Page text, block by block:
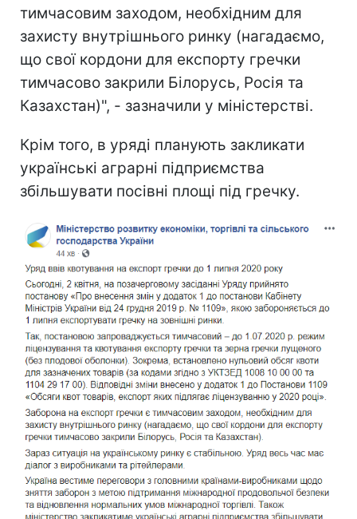
тимчасовим заходом, необхідним для
захисту внутрішнього ринку (нагадаємо,
що свої кордони для експорту гречки
тимчасово закрили Білорусь, Росія та
Казахстан)", - зазначили у міністерстві.
Крім того, в уряді планують закликати
українські аграрні підприємства
збільшувати посівні площі під гречку.